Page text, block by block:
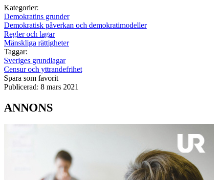
Kategorier:
Demokratins grunder
Demokratisk påverkan och demokratimodeller
Regler och lagar
Mänskliga rättigheter
Taggar:
Sveriges grundlagar
Censur och yttrandefrihet
Spara som favorit
Publicerad: 8 mars 2021
ANNONS